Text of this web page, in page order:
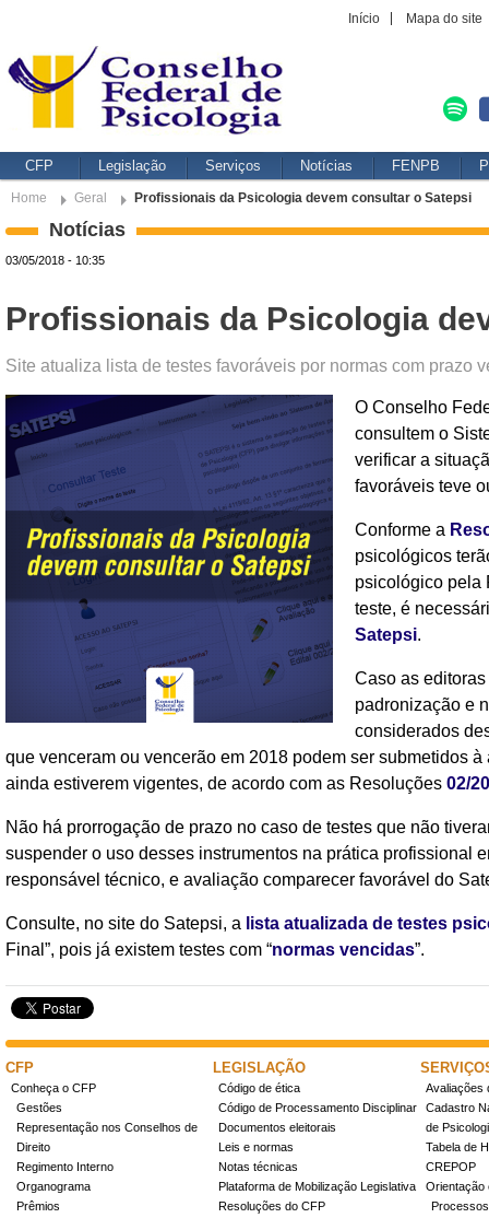
Início Mapa do site
CFP Legislação Serviços Notícias FENPB
Home Geral Profissionais da Psicologia devem consultar o Satepsi
Notícias
03/05/2018 - 10:35
Profissionais da Psicologia
Site atualiza lista de testes favoráveis por normas com prazo
O Conselho
consultem o
verificar a
favoráveis teve
Conforme a
psicológicos
psicológico pela
teste, é
Satepsi.
Caso as
padronização e
considerados
que venceram ou vencerão em 2018 podem ser submetidos
ainda estiverem vigentes, de acordo com as Resoluções 02/
Não há prorrogação de prazo no caso de testes que não
suspender o uso desses instrumentos na prática profissional
responsável técnico, e avaliação comparecer favorável do
Consulte, no site do Satepsi, a lista atualizada de testes
Final”, pois já existem testes com “normas vencidas”.
CFP
Conheça o CFP
Gestões
Representação nos Conselhos de
Direito
Regimento Interno
Organograma
Prêmios
LEGISLAÇÃO
Código de ética
Código de Processamento Disciplinar
Documentos eleitorais
Leis e normas
Notas técnicas
Plataforma de Mobilização Legislativa
Resoluções do CFP
Avaliações
Cadastro
de
Tabela de
CREPOP
Orientação